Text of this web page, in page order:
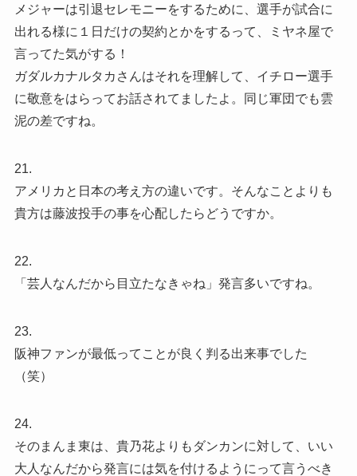
メジャーは引退セレモニーをするために、選手が試合に
出れる様に１日だけの契約とかをするって、ミヤネ屋で
言ってた気がする！
ガダルカナルタカさんはそれを理解して、イチロー選手
に敬意をはらってお話されてましたよ。同じ軍団でも雲
泥の差ですね。
21.
アメリカと日本の考え方の違いです。そんなことよりも
貴方は藤波投手の事を心配したらどうですか。
22.
「芸人なんだから目立たなきゃね」発言多いですね。
23.
阪神ファンが最低ってことが良く判る出来事でした
（笑）
24.
そのまんま東は、貴乃花よりもダンカンに対して、いい
大人なんだから発言には気を付けるようにって言うべき